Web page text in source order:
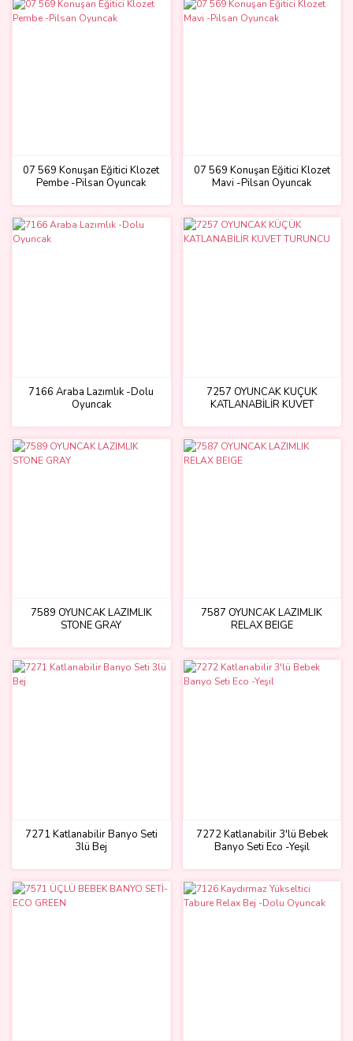
07 569 Konuşan Eğitici Klozet
Pembe -Pilsan Oyuncak
07 569 Konuşan Eğitici Klozet
Mavi -Pilsan Oyuncak
7166 Araba Lazımlık -Dolu
Oyuncak
7257 OYUNCAK KÜÇÜK
KATLANABİLİR KUVET
7589 OYUNCAK LAZIMLIK
STONE GRAY
7587 OYUNCAK LAZIMLIK
RELAX BEIGE
7271 Katlanabilir Banyo Seti
3lü Bej
7272 Katlanabilir 3'lü Bebek
Banyo Seti Eco -Yeşil